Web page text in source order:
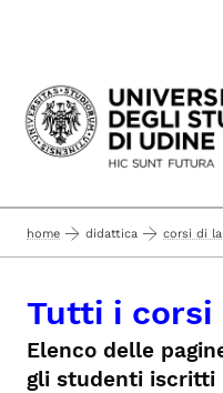
Passa al
home didattica corsi di
Tutti i corsi
Elenco delle
gli studenti iscritti